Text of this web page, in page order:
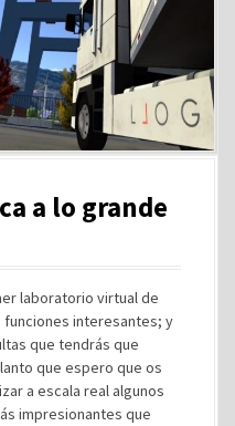
a lo grande
laboratorio virtual de
interesantes; y
que tendrás que
que espero que os
a escala real algunos
impresionantes que